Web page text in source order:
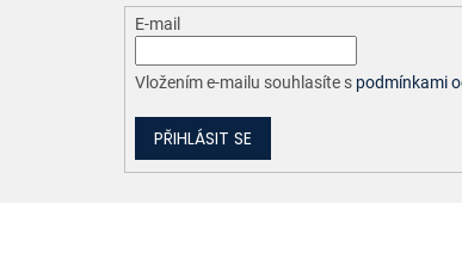
r
v
k
y
p
i
E-mail
Vložením e-mailu souhlasíte s podmínkami
PŘIHLÁSIT SE